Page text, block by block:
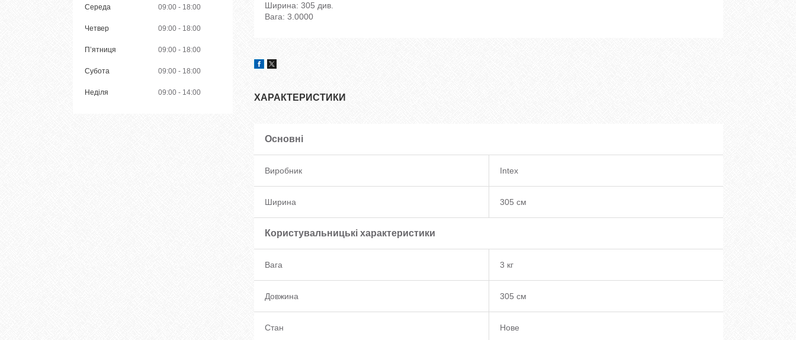
Ширина: 305 див.
Вага: 3.0000
ХАРАКТЕРИСТИКИ
Основні
Виробник Intex
Ширина 305 см
Користувальницькі характеристики
Вага 3 кг
Довжина 305 см
Стан Нове
Середа 09:00 18:00
Четвер 09:00 18:00
Пʼятниця 09:00 18:00
Субота 09:00 18:00
Неділя 09:00 14:00